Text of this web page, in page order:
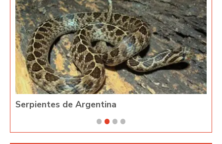
Serpientes de Argentina